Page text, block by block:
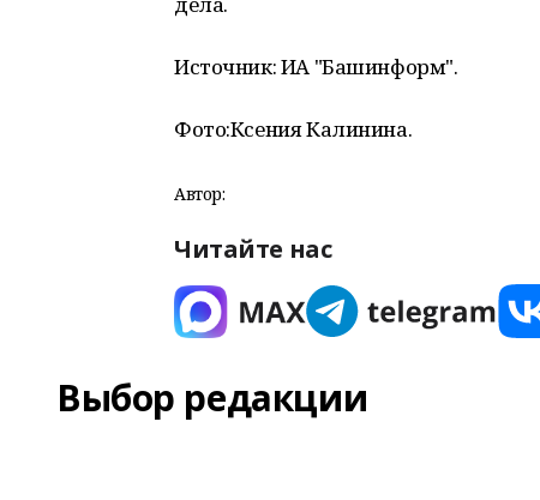
Источник: ИА "Башинформ".
Фото:Ксения Калинина.
Автор:
Читайте нас
Выбор редакции